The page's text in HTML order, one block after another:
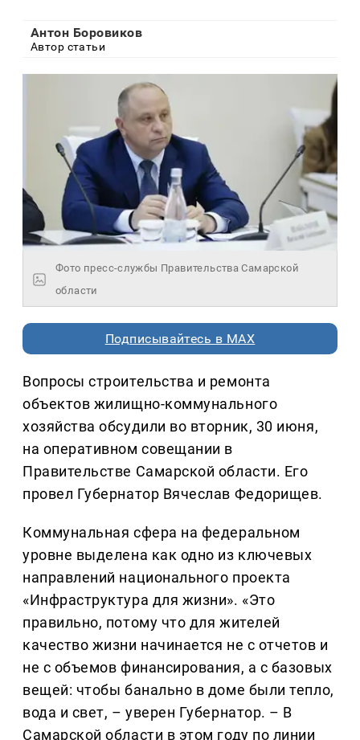
Антон Боровиков
Автор статьи
Фото пресс-службы Правительства Самарской
области
Подписывайтесь в MAX
Вопросы строительства и ремонта
объектов жилищно-коммунального
хозяйства обсудили во вторник, 30 июня,
на оперативном совещании в
Правительстве Самарской области. Его
провел Губернатор Вячеслав Федорищев.
Коммунальная сфера на федеральном
уровне выделена как одно из ключевых
направлений национального проекта
«Инфраструктура для жизни». «Это
правильно, потому что для жителей
качество жизни начинается не с отчетов и
не с объемов финансирования, а с базовых
вещей: чтобы банально в доме были тепло,
вода и свет, – уверен Губернатор. – В
Самарской области в этом году по линии